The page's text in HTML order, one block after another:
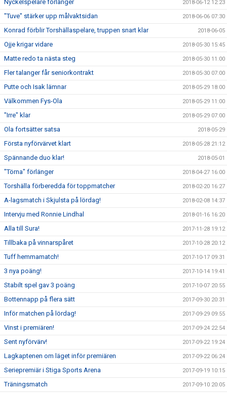
Nyckelspelare förlänger 2018-06-12 12:23
"Tuve" stärker upp målvaktsidan 2018-06-06 07:30
Konrad förblir Torshällaspelare, truppen snart klar 2018-06-05
Ojje krigar vidare 2018-05-30 15:45
Matte redo ta nästa steg 2018-05-30 11:00
Fler talanger får seniorkontrakt 2018-05-30 07:00
Putte och Isak lämnar 2018-05-29 18:00
Välkommen Fys-Ola 2018-05-29 11:00
"Irre" klar 2018-05-29 07:00
Ola fortsätter satsa 2018-05-29
Första nyförvärvet klart 2018-05-28 21:12
Spännande duo klar! 2018-05-01
"Törna" förlänger 2018-04-27 16:00
Torshälla förberedda för toppmatcher 2018-02-20 16:27
A-lagsmatch i Skjulsta på lördag! 2018-02-08 14:37
Intervju med Ronnie Lindhal 2018-01-16 16:20
Alla till Sura! 2017-11-28 19:12
Tillbaka på vinnarspåret 2017-10-28 20:12
Tuff hemmamatch! 2017-10-17 09:31
3 nya poäng! 2017-10-14 19:41
Stabilt spel gav 3 poäng 2017-10-07 20:55
Bottennapp på flera sätt 2017-09-30 20:31
Inför matchen på lördag! 2017-09-29 09:55
Vinst i premiären! 2017-09-24 22:54
Sent nyförvärv! 2017-09-22 19:24
Lagkaptenen om läget inför premiären 2017-09-22 06:24
Seriepremiär i Stiga Sports Arena 2017-09-19 10:15
Träningsmatch 2017-09-10 20:05